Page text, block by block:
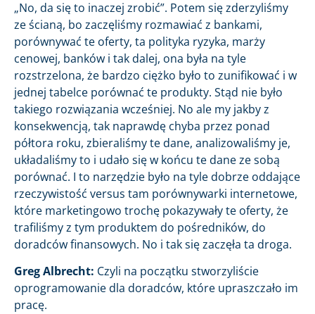
„No, da się to inaczej zrobić”. Potem się zderzyliśmy
ze ścianą, bo zaczęliśmy rozmawiać z bankami,
porównywać te oferty, ta polityka ryzyka, marży
cenowej, banków i tak dalej, ona była na tyle
rozstrzelona, że bardzo ciężko było to zunifikować i w
jednej tabelce porównać te produkty. Stąd nie było
takiego rozwiązania wcześniej. No ale my jakby z
konsekwencją, tak naprawdę chyba przez ponad
półtora roku, zbieraliśmy te dane, analizowaliśmy je,
układaliśmy to i udało się w końcu te dane ze sobą
porównać. I to narzędzie było na tyle dobrze oddające
rzeczywistość versus tam porównywarki internetowe,
które marketingowo trochę pokazywały te oferty, że
trafiliśmy z tym produktem do pośredników, do
doradców finansowych. No i tak się zaczęła ta droga.
Greg Albrecht: Czyli na początku stworzyliście
oprogramowanie dla doradców, które upraszczało im
pracę.